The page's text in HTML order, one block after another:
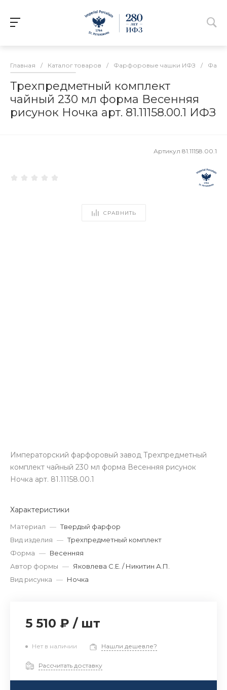
Главная / Каталог товаров / Фарфоровые чашки ИФЗ /
Трехпредметный комплект
чайный 230 мл форма Весенняя
рисунок Ночка арт. 81.11158.00.1 ИФЗ
Артикул 81.11158.00.1
СРАВНИТЬ
Императорский фарфоровый завод Трехпредметный
комплект чайный 230 мл форма Весенняя рисунок
Ночка арт. 81.11158.00.1
Характеристики
Материал — Твердый фарфор
Вид изделия — Трехпредметный комплект
Форма — Весенняя
Автор формы — Яковлева С.Е. / Никитин А.П.
Вид рисунка — Ночка
5 510 ₽ / шт
Нет в наличии Нашли дешевле?
Рассчитать доставку